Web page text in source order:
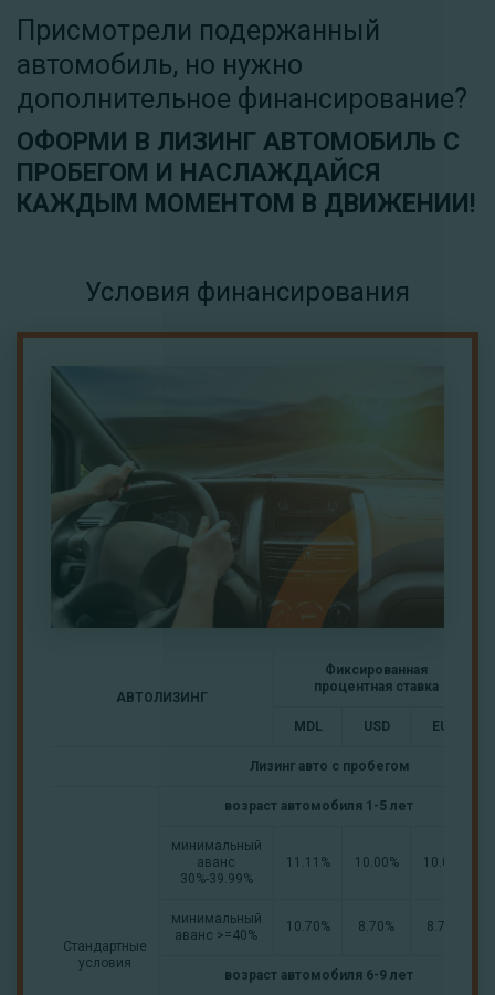
Присмотрели подержанный
автомобиль, но нужно
дополнительное финансирование?
ОФОРМИ В ЛИЗИНГ АВТОМОБИЛЬ С
ПРОБЕГОМ И НАСЛАЖДАЙСЯ
КАЖДЫМ МОМЕНТОМ В ДВИЖЕНИИ!
Условия финансирования
АВТОЛИЗИНГ
Фиксированная
процентная ставка
MDL USD EUR
Лизинг авто с пробегом
Стандартные
условия
возраст автомобиля 1-5 лет
минимальный
аванс
30%-39.99%
11.11% 10.00% 10.00%
минимальный
аванс >=40%
10.70% 8.70% 8.70%
возраст автомобиля 6-9 лет